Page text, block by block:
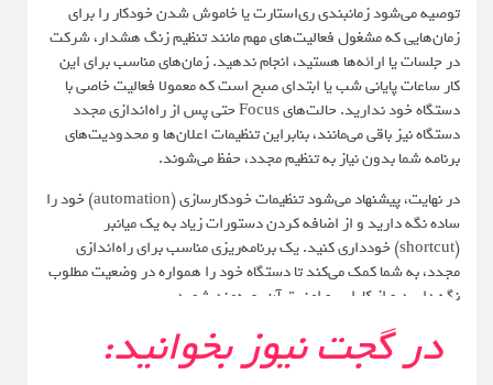
توصیه می‌شود زمانبندی ری‌استارت یا خاموش شدن خودکار را برای
زمان‌هایی که مشغول فعالیت‌های مهم مانند تنظیم زنگ هشدار، شرکت
در جلسات یا ارائه‌ها هستید، انجام ندهید. زمان‌های مناسب برای این
کار ساعات پایانی شب یا ابتدای صبح است که معمولا فعالیت خاصی با
دستگاه خود ندارید. حالت‌های Focus حتی پس از راه‌اندازی مجدد
دستگاه نیز باقی می‌مانند، بنابراین تنظیمات اعلان‌ها و محدودیت‌های
برنامه شما بدون نیاز به تنظیم مجدد، حفظ می‌شوند.
در نهایت، پیشنهاد می‌شود تنظیمات خودکارسازی (automation) خود را
ساده نگه دارید و از اضافه کردن دستورات زیاد به یک میانبر
(shortcut) خودداری کنید. یک برنامه‌ریزی مناسب برای راه‌اندازی
مجدد، به شما کمک می‌کند تا دستگاه خود را همواره در وضعیت مطلوب
نگه دارید و از کارایی و امنیت آن بهره‌مند شوید.
در گجت نیوز بخوانید: